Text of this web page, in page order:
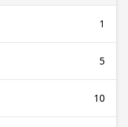
1
5
10